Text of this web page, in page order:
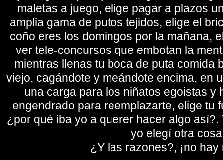
maletas a juego, elige pagar a plazos
amplia gama de putos tejidos, elige el
coño eres los domingos por la mañana,
ver tele-concursos que embotan la
mientras llenas tu boca de puta comida
viejo, cagándote y meándote encima, en
una carga para los niñatos egoistas y
engendrado para reemplazarte, elige tu
¿por qué iba yo a querer hacer algo así?.
yo elegí otra
¿Y las razones?, ¡no hay